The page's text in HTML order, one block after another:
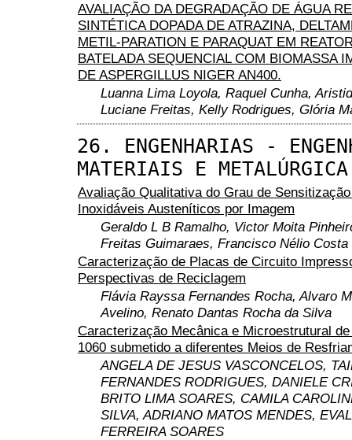
AVALIAÇÃO DA DEGRADAÇÃO DE ÁGUA
SINTÉTICA DOPADA DE ATRAZINA,
METIL-PARATION E PARAQUAT EM
BATELADA SEQUENCIAL COM BIOMASSA
DE ASPERGILLUS NIGER AN400.
Luanna Lima Loyola, Raquel Cunha,
Luciane Freitas, Kelly Rodrigues, Glória
26. ENGENHARIAS -
MATERIAIS E METALÚRGICA
Avaliação Qualitativa do Grau de
Inoxidáveis Austeníticos por Imagem
Geraldo L B Ramalho, Victor Moita
Freitas Guimaraes, Francisco Nélio Costa
Caracterização de Placas de Circuito
Perspectivas de Reciclagem
Flávia Rayssa Fernandes Rocha, Alvaro
Avelino, Renato Dantas Rocha da Silva
Caracterização Mecânica e Microestrutural
1060 submetido a diferentes Meios de
ANGELA DE JESUS VASCONCELOS,
FERNANDES RODRIGUES, DANIELE
BRITO LIMA SOARES, CAMILA
SILVA, ADRIANO MATOS MENDES,
FERREIRA SOARES